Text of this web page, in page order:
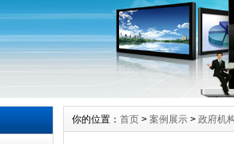
你的位置： 首页 > 案例展示 > 政府机